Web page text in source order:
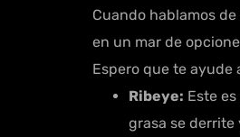
Cuando hablamos
en un mar de
Espero que te ayude
Ribeye: Este
grasa se derrite